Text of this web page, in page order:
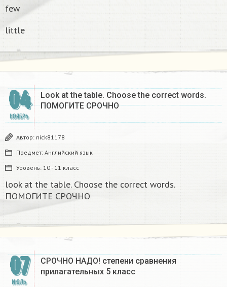
few
little
04
НОЯБРЬ
Look at the table. Choose the correct words.
ПОМОГИТЕ СРОЧНО
Автор: nick81178
Предмет: Английский язык
Уровень: 10 - 11 класс
look at the table. Choose the correct words.
ПОМОГИТЕ СРОЧНО
07
ИЮЛЬ
СРОЧНО НАДО! степени сравнения
прилагательных 5 класс​